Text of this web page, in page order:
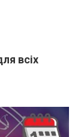
всіх